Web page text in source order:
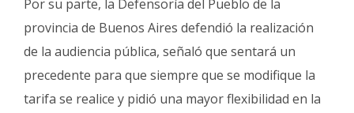
Por su parte, la Defensoría del Pueblo de la
provincia de Buenos Aires defendió la realización
de la audiencia pública, señaló que sentará un
precedente para que siempre que se modifique la
tarifa se realice y pidió una mayor flexibilidad en la